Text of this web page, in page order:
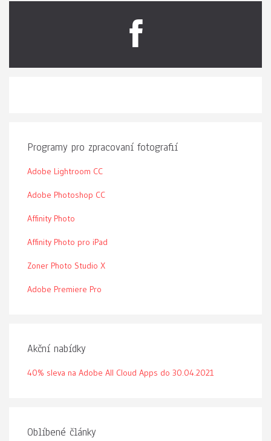
Programy pro zpracovaní fotografií
Adobe Lightroom CC
Adobe Photoshop CC
Affinity Photo
Affinity Photo pro iPad
Zoner Photo Studio X
Adobe Premiere Pro
Akční nabídky
40% sleva na Adobe All Cloud Apps do 30.04.2021
Oblíbené články